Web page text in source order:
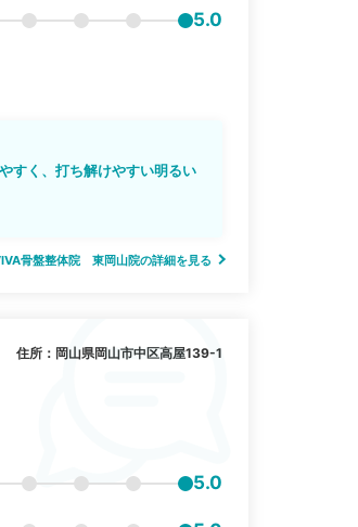
5.0
すく、打ち解けやすい明るい
骨盤整体院 東岡山院の詳細を見る
住所：岡山県岡山市中区高屋139-1
5.0